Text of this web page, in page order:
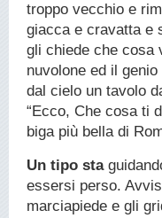
troppo vecchio e
giacca e cravatta e
gli chiede che cosa
nuvolone ed il
dal cielo un tavolo
“Ecco, Che cosa ti
biga più bella di
Un tipo sta
essersi perso.
marciapiede e gli